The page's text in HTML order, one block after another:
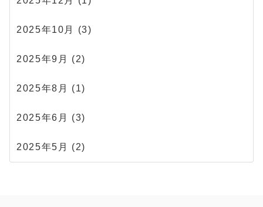
2025年10月 (3)
2025年9月 (2)
2025年8月 (1)
2025年6月 (3)
2025年5月 (2)